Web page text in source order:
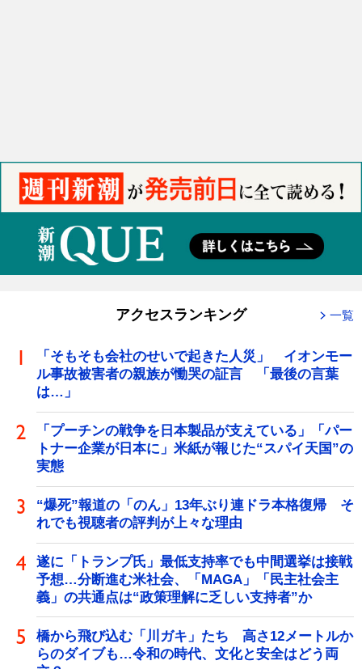
アクセスランキング 一覧
「そもそも会社のせいで起きた人災」 イオンモー
ル事故被害者の親族が慟哭の証言 「最後の言葉
は…」
「プーチンの戦争を日本製品が支えている」「パー
トナー企業が日本に」米紙が報じた“スパイ天国”の
実態
“爆死”報道の「のん」13年ぶり連ドラ本格復帰 そ
れでも視聴者の評判が上々な理由
遂に「トランプ氏」最低支持率でも中間選挙は接戦
予想…分断進む米社会、「MAGA」「民主社会主
義」の共通点は“政策理解に乏しい支持者”か
橋から飛び込む「川ガキ」たち 高さ12メートルか
らのダイブも…令和の時代、文化と安全はどう両